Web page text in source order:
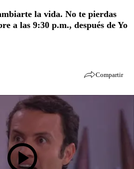
la vida. No te pierdas
a las 9:30 p.m., después de Yo
Compartir